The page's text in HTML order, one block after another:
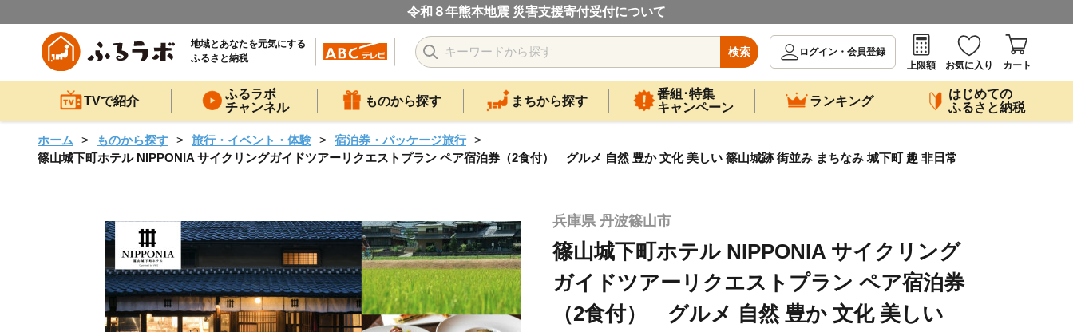
令和８年熊本地震 災害支援寄付受付について
地域とあなたを元気にする
ふるさと納税
検索
ログイン・会員登録
上限額
お気に入り カート
TVで紹介
ふるラボ
チャンネル
ものから探す まちから探す
番組･特集
キャンペーン
ランキング
はじめての
ふるさと納税
ホーム ものから探す 旅行・イベント・体験
宿泊券・パッケージ旅行
篠山城下町ホテル NIPPONIA サイクリングガイドツアーリクエストプラン ペア宿泊券（2食付） グルメ 自然 豊か 文化 美しい 篠山城跡 街並み まちなみ 城下町 趣 非日常
兵庫県 丹波篠山市
篠山城下町ホテル NIPPONIA サイクリング
ガイドツアーリクエストプラン ペア宿泊券
（2食付） グルメ 自然 豊か 文化 美しい